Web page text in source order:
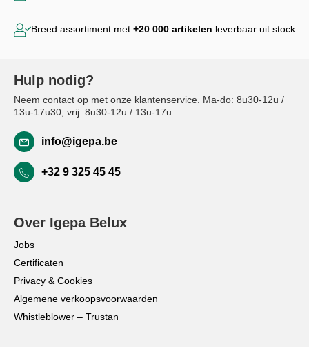
Breed assortiment met +20 000 artikelen leverbaar uit stock
Hulp nodig?
Neem contact op met onze klantenservice. Ma-do: 8u30-12u /
13u-17u30, vrij: 8u30-12u / 13u-17u.
info@igepa.be
+32 9 325 45 45
Over Igepa Belux
Jobs
Certificaten
Privacy & Cookies
Algemene verkoopsvoorwaarden
Whistleblower – Trustan